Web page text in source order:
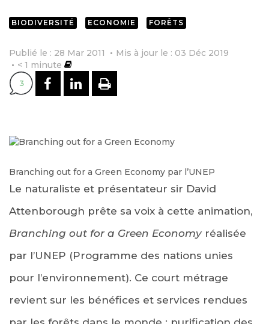
BIODIVERSITÉ ECONOMIE FORÊTS
Publié le : 28 Mar 2011
Mis à jour le : 03 Déc 2019
< 1 minute
3 PARTAGER SUR FACEBOOK
PARTAGER SUR
IMPRIMER
Branching out for a Green Economy par l’UNEP
Le naturaliste et présentateur sir David
Attenborough prête sa voix à cette animation,
Branching out for a Green Economy réalisée
par l’UNEP (Programme des nations unies
pour l’environnement). Ce court métrage
revient sur les bénéfices et services rendues